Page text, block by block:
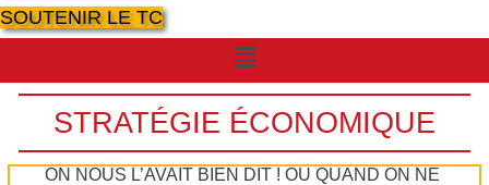
SOUTENIR LE TC
Menu
STRATÉGIE ÉCONOMIQUE
ON NOUS L’AVAIT BIEN DIT ! OÙ QUAND ON NE